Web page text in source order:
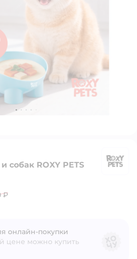
собак ROXY PETS
₽
онлайн‑покупки
цене можно купить